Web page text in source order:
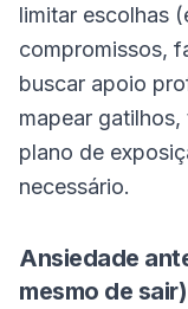
limitar escolhas
compromissos,
buscar apoio
mapear
plano de
necessário.
Ansiedade
mesmo de sair)